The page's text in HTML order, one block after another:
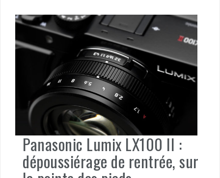
Panasonic Lumix LX100 II :
dépoussiérage de rentrée, sur